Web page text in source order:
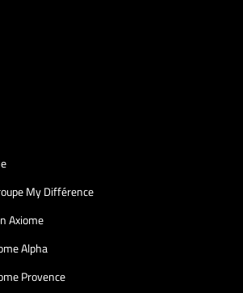
My Différence
Axiome
Alpha
Provence